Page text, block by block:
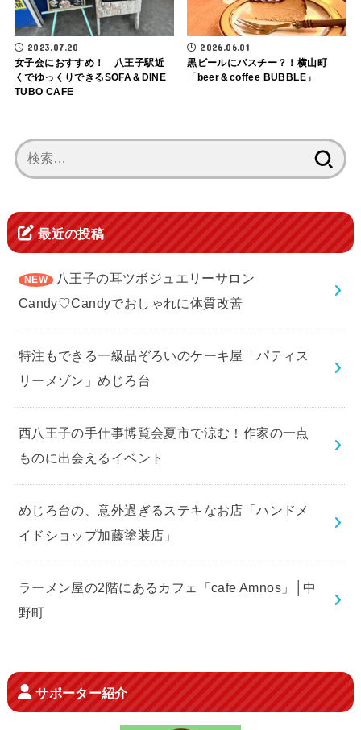
2023.07.20
女子会におすすめ！ 八王子駅近
くでゆっくりできるSOFA＆DINE
TUBO CAFE
2026.06.01
黒ビールにバスチー？！横山町
「beer＆coffee BUBBLE」
索:
最近の投稿
八王子の耳ツボジュエリーサロン
Candy♡Candyでおしゃれに体質改善
特注もできる一級品ぞろいのケーキ屋「パティス
リーメゾン」めじろ台
西八王子の手仕事博覧会夏市で涼む！作家の一点
ものに出会えるイベント
めじろ台の、意外過ぎるステキなお店「ハンドメ
イドショップ加藤塗装店」
ラーメン屋の2階にあるカフェ「cafe Amnos」│中
野町
サポーター紹介